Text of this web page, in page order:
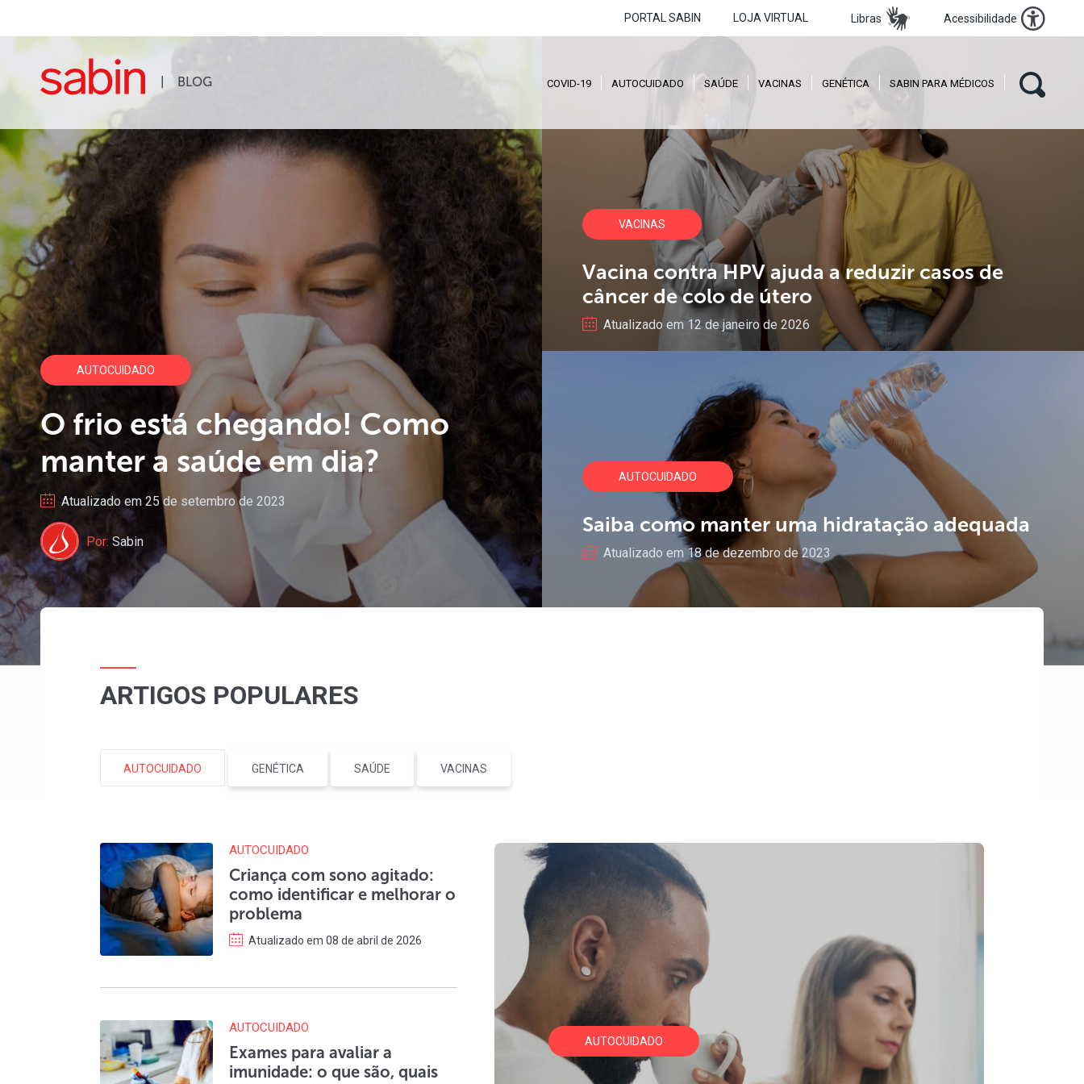
PORTAL SABIN LOJA VIRTUAL Libras Acessibilidade
COVID-19 AUTOCUIDADO SAÚDE VACINAS GENÉTICA SABIN PARA MÉDICOS
AUTOCUIDADO
O frio está chegando! Como
manter a saúdeemdia?
Atualizado em 25 de setembro de 2023
Por: Sabin
VACINAS
Vacina contra HPVajuda areduzircasosde
câncer decolodeútero
Atualizado em 12 de janeiro de 2026
AUTOCUIDADO
Saiba como manter uma hidratação adequada
Atualizado em 18 de dezembro de 2023
ARTIGOS POPULARES
AUTOCUIDADO GENÉTICA SAÚDE VACINAS
AUTOCUIDADO
Criança com sono agitado:
como identificar e melhorar o
problema
Atualizado em 08 de abril de 2026
AUTOCUIDADO
Exames para avaliar a
imunidade: o que são, quais
AUTOCUIDADO